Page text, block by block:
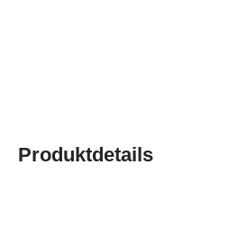
Produktdetails